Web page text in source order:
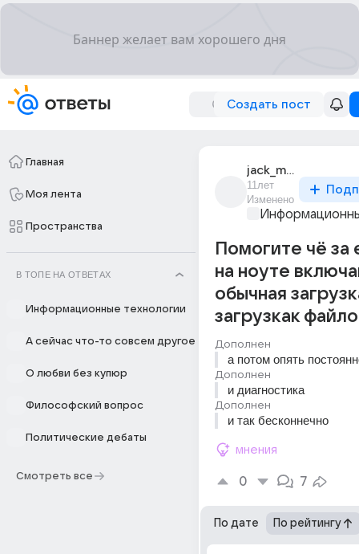
Создать пост
Главная
Моя лента
Пространства
В ТОПЕ НА ОТВЕТАХ
Информационные технологии
А сейчас что-то совсем другое
О любви без купюр
Философский вопрос
Политические дебаты
Смотреть все
jack_malboro_1
11лет
Изменено
Помогите чё за
на ноуте
обычная
загрузкак
Дополнен
а потом опять
Дополнен
и диагностика
Дополнен
и так бесконнечно
мнения
0 7
По дате По рейтингу